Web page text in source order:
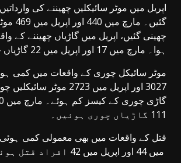
اپریل میں موٹر سائیکلیں چھیننے کی
گئیں۔
چھینی گئیں، اپریل میں گاڑیاں چھیننے کے
ہوا۔ مارچ میں 17 اور اپریل میں 22 گاڑیاں چھینی گئیں۔
موٹر سائیکل چوری کے واقعات میں کمی
3027 اور اپریل میں 2723
111 گاڑیاں چوری ہوئیں۔
قتل کے واقعات میں بھی معمولی کمی